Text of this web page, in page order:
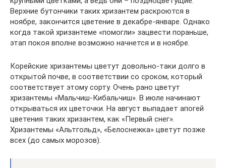
Верхние бутончики таких хризантем раскроются в
ноябре, закончится цветение в декабре-январе. Однако
когда такой хризантеме «помогли» зацвести пораньше,
этап покоя вполне возможно начнется и в ноябре.
Корейские хризантемы цветут довольно-таки долго в
открытой почве, в соответствии со сроком, который
соответствует этому сорту. Очень рано цветут
хризантемы «Мальчиш-Кибальчиш». В июле начинают
открываться их цветочки. На август выпадает апогей
цветения таких хризантем, как «Первый снег».
Хризантемы «Альтгольд», «Белоснежка» цветут позже
всех (до самых морозов).